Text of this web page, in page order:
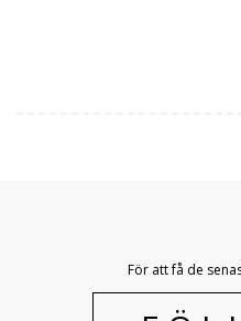
För att få de